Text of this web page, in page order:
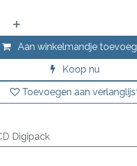
Aan winkelmandje
Koop nu
Toevoegen aan
Digipack